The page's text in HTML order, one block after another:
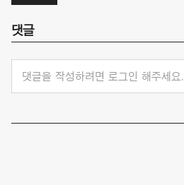
댓글
댓글을 작성하려면 로그인 해주세요.